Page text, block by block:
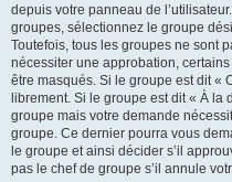
depuis votre panneau de
groupes, sélectionnez le groupe
Toutefois, tous les groupes ne sont
nécessiter une approbation,
être masqués. Si le groupe est dit «
librement. Si le groupe est dit « À
groupe mais votre demande
groupe. Ce dernier pourra vous
le groupe et ainsi décider s’il
pas le chef de groupe s’il annule